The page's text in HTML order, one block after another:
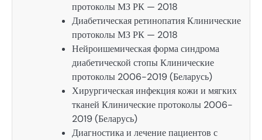
протоколы МЗ РК — 2018
Диабетическая ретинопатия Клинические
протоколы МЗ РК — 2018
Нейроишемическая форма синдрома
диабетической стопы Клинические
протоколы 2006-2019 (Беларусь)
Хирургическая инфекция кожи и мягких
тканей Клинические протоколы 2006-
2019 (Беларусь)
Диагностика и лечение пациентов с